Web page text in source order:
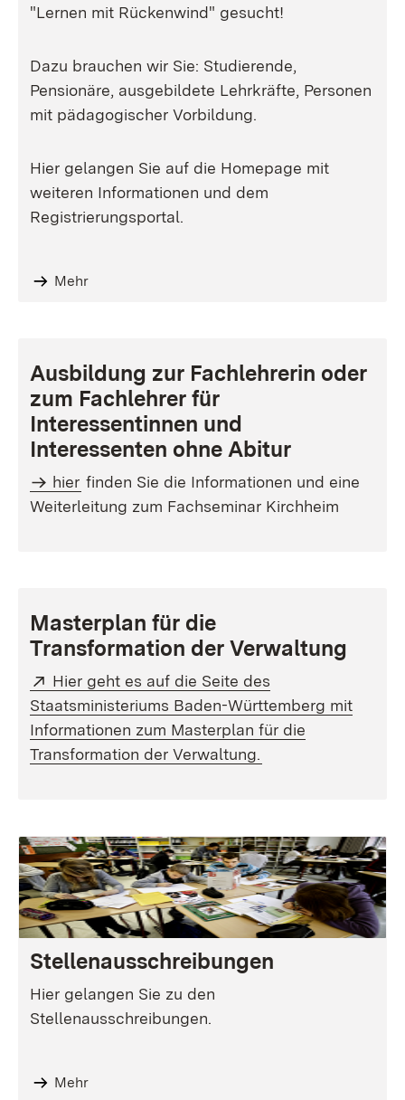
"Lernen mit Rückenwind" gesucht!
Dazu brauchen wir Sie: Studierende,
Pensionäre, ausgebildete Lehrkräfte, Personen
mit pädagogischer Vorbildung.
Hier gelangen Sie auf die Homepage mit
weiteren Informationen und dem
Registrierungsportal.
Mehr
Ausbildung zur Fachlehrerin oder
zum Fachlehrer für
Interessentinnen und
Interessenten ohne Abitur
hier finden Sie die Informationen und eine
Weiterleitung zum Fachseminar Kirchheim
Masterplan für die
Transformation der Verwaltung
Extern:
Hier geht es auf die Seite des
Staatsministeriums Baden-Württemberg mit
Informationen zum Masterplan für die
Transformation der Verwaltung.
Stellenausschreibungen
Hier gelangen Sie zu den
Stellenausschreibungen.
Mehr